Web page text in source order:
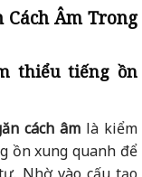
Cách Âm Trong
thiểu tiếng ồn
cách âm là kiểm
ồn xung quanh để